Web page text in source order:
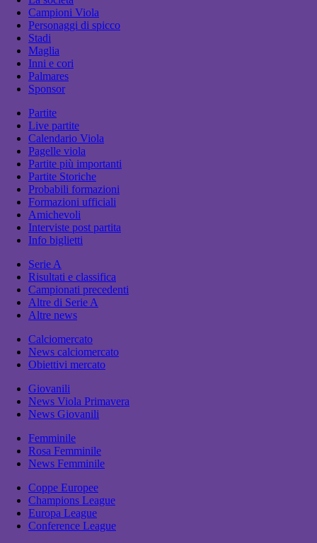
Campioni Viola
Personaggi di spicco
Stadi
Maglia
Inni e cori
Palmares
Sponsor
Partite
Live partite
Calendario Viola
Pagelle viola
Partite più importanti
Partite Storiche
Probabili formazioni
Formazioni ufficiali
Amichevoli
Interviste post partita
Info biglietti
Serie A
Risultati e classifica
Campionati precedenti
Altre di Serie A
Altre news
Calciomercato
News calciomercato
Obiettivi mercato
Giovanili
News Viola Primavera
News Giovanili
Femminile
Rosa Femminile
News Femminile
Coppe Europee
Champions League
Europa League
Conference League